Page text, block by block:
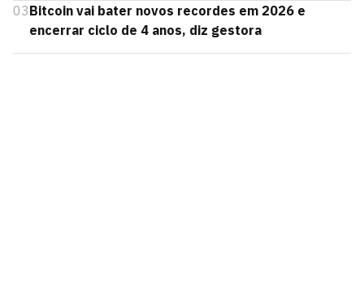
03Bitcoin vai bater novos recordes em 2026 e
encerrar ciclo de 4 anos, diz gestora